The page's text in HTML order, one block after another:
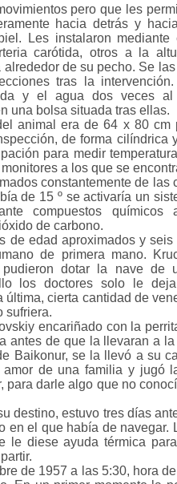
pero que les
hacia detrás y
Les instalaron mediante
carótida, otros a la
alrededor de su pecho. Se
tras la
y el agua dos veces
una bolsa situada tras ellas.
animal era de 64 x 80 cm
de forma cilíndrica
para medir
a los que se
constantemente de las
de 15 º se activaría un
compuestos químicos
de carbono.
de edad aproximados y
de primera mano.
pudieron dotar la nave de
los doctores solo le
última, cierta cantidad de
sufriera.
encariñado con la
antes de que la llevaran a
Baikonur, se la llevó a su
de una familia y jugó
para darle algo que no
destino, estuvo tres días
en el que había de navegar.
le diese ayuda térmica
de 1957 a las 5:30, hora